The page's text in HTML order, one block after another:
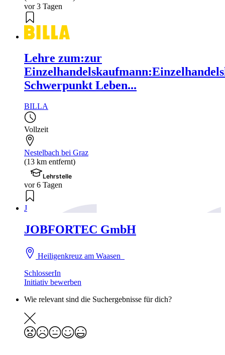
vor 3 Tagen
Lehre zum:zur
Schwerpunkt Leben...
BILLA
Vollzeit
Nestelbach bei Graz
(13 km entfernt)
Lehrstelle
vor 6 Tagen
J
JOBFORTEC GmbH
Heiligenkreuz am Waasen
SchlosserIn
Initiativ bewerben
Wie relevant sind die Suchergebnisse für dich?